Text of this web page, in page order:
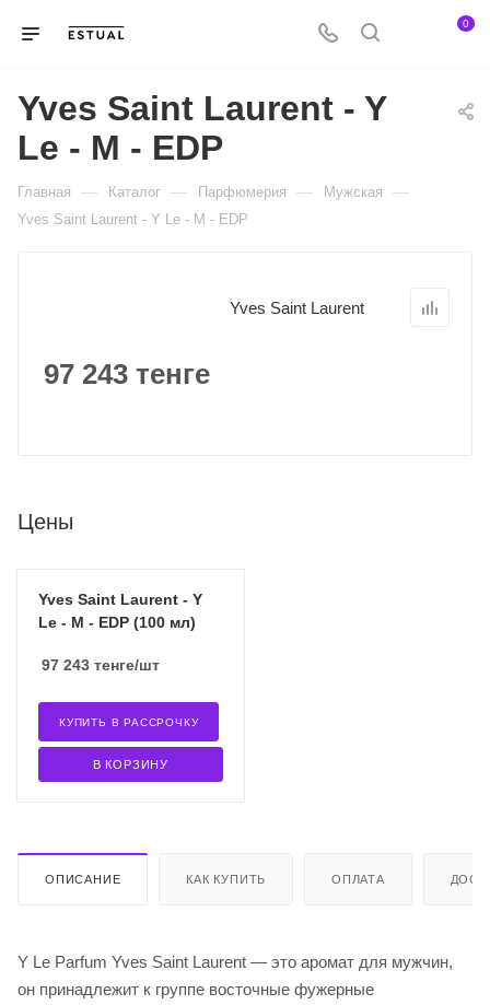
0
Yves Saint Laurent - Y
Le - M - EDP
Главная — Каталог — Парфюмерия — Мужская —
Yves Saint Laurent - Y Le - M - EDP
Yves Saint Laurent
97 243 тенге
Цены
Yves Saint Laurent - Y
Le - M - EDP (100 мл)
97 243 тенге/шт
В КОРЗИНУ
КУПИТЬ В РАССРОЧКУ
ОПИСАНИЕ КАК КУПИТЬ ОПЛАТА
Y Le Parfum Yves Saint Laurent — это аромат для мужчин,
он принадлежит к группе восточные фужерные